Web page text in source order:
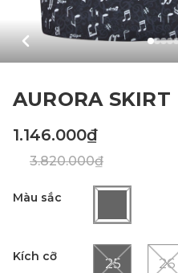
AURORA SKIRT
1.146.000₫
3.820.000₫
Màu sắc
Kích cỡ 25 26